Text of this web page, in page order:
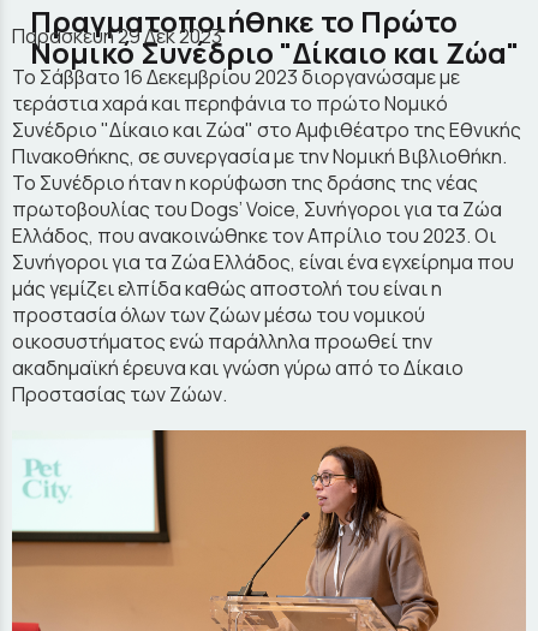
Πραγματοποιήθηκε το Πρώτο
Νομικό Συνέδριο "Δίκαιο και Ζώα"
Παρασκευή 29 Δεκ 2023
Το Σάββατο 16 Δεκεμβρίου 2023 διοργανώσαμε με
τεράστια χαρά και περηφάνια το πρώτο Νομικό
Συνέδριο "Δίκαιο και Ζώα" στο Αμφιθέατρο της Εθνικής
Πινακοθήκης, σε συνεργασία με την Νομική Βιβλιοθήκη.
Το Συνέδριο ήταν η κορύφωση της δράσης της νέας
πρωτοβουλίας του Dogs’ Voice, Συνήγοροι για τα Ζώα
Ελλάδος, που ανακοινώθηκε τον Απρίλιο του 2023.Οι
Συνήγοροι για τα Ζώα Ελλάδος, είναι ένα εγχείρημα που
μάς γεμίζει ελπίδα καθώς αποστολή του είναι η
προστασία όλων των ζώων μέσω του νομικού
οικοσυστήματος ενώ παράλληλα προωθεί την
ακαδημαϊκή έρευνα και γνώση γύρω από το Δίκαιο
Προστασίας των Ζώων.